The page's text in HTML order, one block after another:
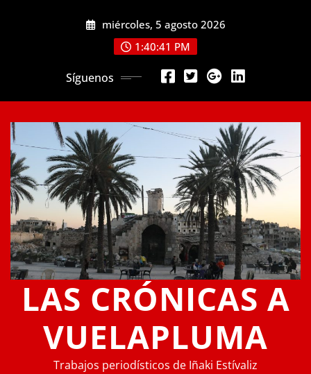
miércoles, 5 agosto 2026
1:40:42 PM
Síguenos
LAS CRÓNICAS A
VUELAPLUMA
Trabajos periodísticos de Iñaki Estívaliz